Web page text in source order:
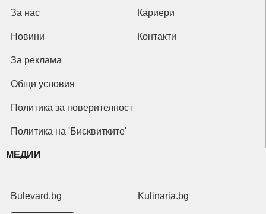
За нас Кариери
Новини Контакти
За реклама
Общи условия
Политика за поверителност
Политика на 'Бисквитките'
МЕДИИ
Bulevard.bg Kulinaria.bg